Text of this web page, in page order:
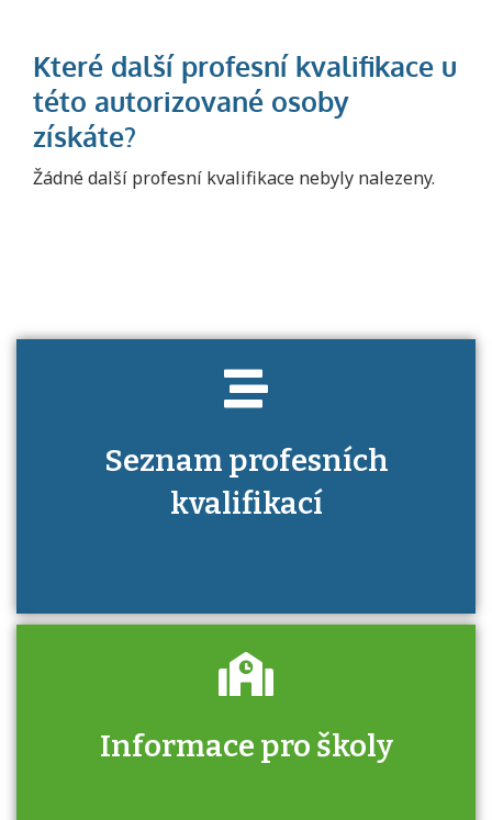
Žádné další profesní kvalifikace nebyly nalezeny.
Seznam profesních
kvalifikací
Projděte si seznam profesních kvalifikací.
Informace pro školy
Zjistěte, jak se přihlásit ke zkoušce a kde